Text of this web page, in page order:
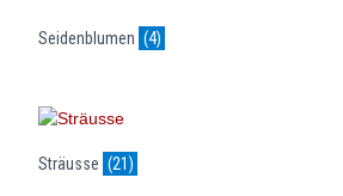
Seidenblumen (4)
Sträusse (21)